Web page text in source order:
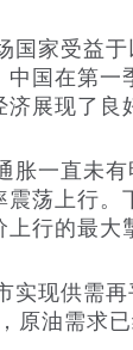
家受益于
中国在第一
济展现了良
一直未有
震荡上行。
上行的最大
现供需再
原油需求